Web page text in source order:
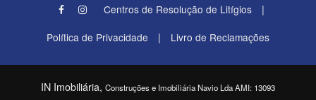
Centros de Resolução de Litígios |
Política de Privacidade | Livro de Reclamações
IN Imobiliária, Construções e Imobiliária Navio Lda AMI: 13093